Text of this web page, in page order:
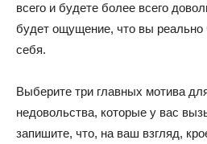
всего и будете более всего
будет ощущение, что вы реально
себя.
Выберите три главных мотива
недовольства, которые у вас
запишите, что, на ваш взгляд,